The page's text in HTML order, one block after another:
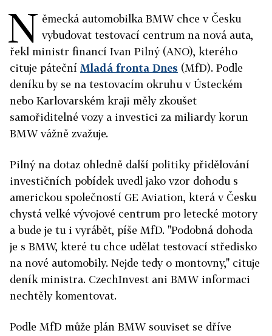
N ěmecká automobilka BMW chce v Česku
vybudovat testovací centrum na nová auta,
řekl ministr financí Ivan Pilný (ANO), kterého
cituje páteční Mladá fronta Dnes (MfD). Podle
deníku by se na testovacím okruhu v Ústeckém
nebo Karlovarském kraji měly zkoušet
samořiditelné vozy a investici za miliardy korun
BMW vážně zvažuje.
Pilný na dotaz ohledně další politiky přidělování
investičních pobídek uvedl jako vzor dohodu s
americkou společností GE Aviation, která v Česku
chystá velké vývojové centrum pro letecké motory
a bude je tu i vyrábět, píše MfD. "Podobná dohoda
je s BMW, které tu chce udělat testovací středisko
na nové automobily. Nejde tedy o montovny," cituje
deník ministra. CzechInvest ani BMW informaci
nechtěly komentovat.
Podle MfD může plán BMW souviset se dříve